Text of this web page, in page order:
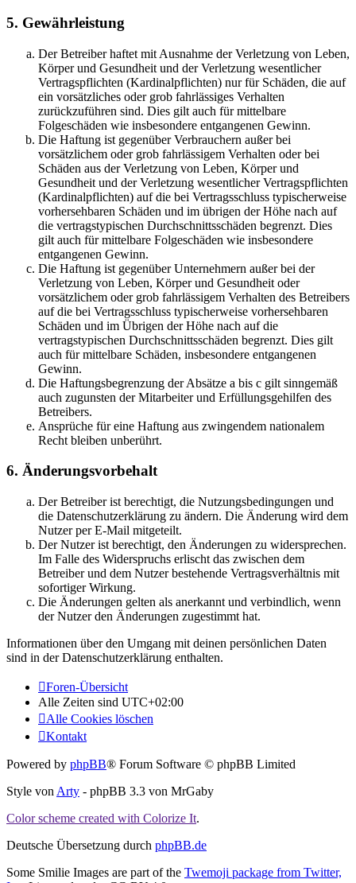
5. Gewährleistung
Der Betreiber haftet mit Ausnahme der Verletzung von Leben,
Körper und Gesundheit und der Verletzung wesentlicher
Vertragspflichten (Kardinalpflichten) nur für Schäden, die auf
ein vorsätzliches oder grob fahrlässiges Verhalten
zurückzuführen sind. Dies gilt auch für mittelbare
Folgeschäden wie insbesondere entgangenen Gewinn.
Die Haftung ist gegenüber Verbrauchern außer bei
vorsätzlichem oder grob fahrlässigem Verhalten oder bei
Schäden aus der Verletzung von Leben, Körper und
Gesundheit und der Verletzung wesentlicher Vertragspflichten
(Kardinalpflichten) auf die bei Vertragsschluss typischerweise
vorhersehbaren Schäden und im übrigen der Höhe nach auf
die vertragstypischen Durchschnittsschäden begrenzt. Dies
gilt auch für mittelbare Folgeschäden wie insbesondere
entgangenen Gewinn.
Die Haftung ist gegenüber Unternehmern außer bei der
Verletzung von Leben, Körper und Gesundheit oder
vorsätzlichem oder grob fahrlässigem Verhalten des Betreibers
auf die bei Vertragsschluss typischerweise vorhersehbaren
Schäden und im Übrigen der Höhe nach auf die
vertragstypischen Durchschnittsschäden begrenzt. Dies gilt
auch für mittelbare Schäden, insbesondere entgangenen
Gewinn.
Die Haftungsbegrenzung der Absätze a bis c gilt sinngemäß
auch zugunsten der Mitarbeiter und Erfüllungsgehilfen des
Betreibers.
Ansprüche für eine Haftung aus zwingendem nationalem
Recht bleiben unberührt.
6. Änderungsvorbehalt
Der Betreiber ist berechtigt, die Nutzungsbedingungen und
die Datenschutzerklärung zu ändern. Die Änderung wird dem
Nutzer per E-Mail mitgeteilt.
Der Nutzer ist berechtigt, den Änderungen zu widersprechen.
Im Falle des Widerspruchs erlischt das zwischen dem
Betreiber und dem Nutzer bestehende Vertragsverhältnis mit
sofortiger Wirkung.
Die Änderungen gelten als anerkannt und verbindlich, wenn
der Nutzer den Änderungen zugestimmt hat.
Informationen über den Umgang mit deinen persönlichen Daten
sind in der Datenschutzerklärung enthalten.
Foren-Übersicht
Alle Zeiten sind UTC+02:00
Alle Cookies löschen
Kontakt
Powered by phpBB® Forum Software © phpBB Limited
Style von Arty - phpBB 3.3 von MrGaby
Color scheme created with Colorize It.
Deutsche Übersetzung durch phpBB.de
Some Smilie Images are part of the Twemoji package from Twitter,